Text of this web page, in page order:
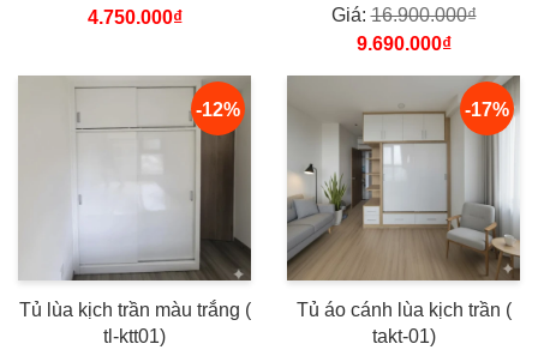
4.750.000₫
Giá:16.900.000₫
9.690.000₫
-12%
Tủ lùa kịch trần màu trắng (
tl-ktt01)
-17%
Tủ áo cánh lùa kịch trần (
takt-01)